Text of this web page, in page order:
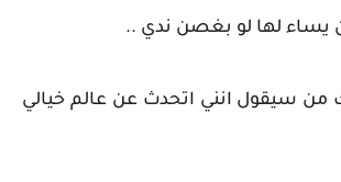
يساء لها لو بغصن ندي ..
من سيقول انني اتحدث عن عالم خيالي